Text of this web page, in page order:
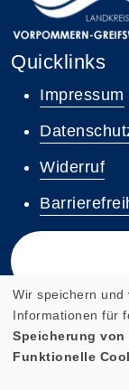
Quicklinks
Impressum
Widerruf
Cookie
Wir speichern
Informationen für
Speicherung
Funktionelle